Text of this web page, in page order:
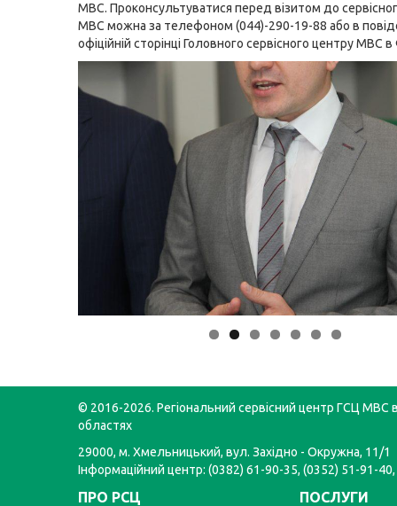
МВС. Проконсультуватися перед візитом до
МВС можна за телефоном (044)-290-19-88 або в
офіційній сторінці Головного сервісного центру МВС
© 2016-2026. Регіональний сервісний центр ГСЦ МВС
областях
29000, м. Хмельницький, вул. Західно - Окружна, 11/1
Інформаційний центр: (0382) 61-90-35, (0352) 51-91-
ПРО РСЦ ПОСЛУГИ